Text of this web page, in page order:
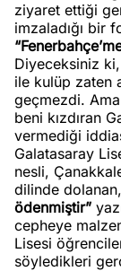
ziyaret ettiği
imzaladığı bir
Diyeceksiniz ki,
ile kulüp zaten
geçmezdi.
beni kızdıran
vermediği
Galatasaray
nesli,
dilinde dolanan,
ödenmiştir”
cepheye
Lisesi
söyledikleri